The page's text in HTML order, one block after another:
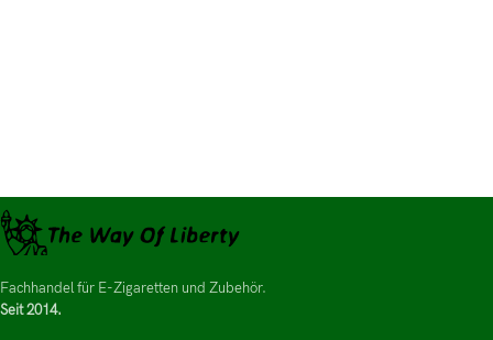
Fachhandel für E-Zigaretten und Zubehör.
Seit 2014.